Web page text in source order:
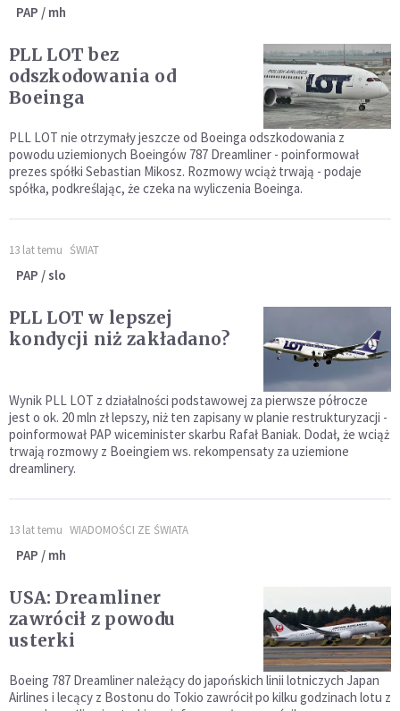
PAP / mh
PLL LOT bez
odszkodowania od
Boeinga
PLL LOT nie otrzymały jeszcze od Boeinga odszkodowania z
powodu uziemionych Boeingów 787 Dreamliner - poinformował
prezes spółki Sebastian Mikosz. Rozmowy wciąż trwają - podaje
spółka, podkreślając, że czeka na wyliczenia Boeinga.
13 lat temu ŚWIAT
PAP / slo
PLL LOT w lepszej
kondycji niż zakładano?
Wynik PLL LOT z działalności podstawowej za pierwsze półrocze
jest o ok. 20 mln zł lepszy, niż ten zapisany w planie restrukturyzacji -
poinformował PAP wiceminister skarbu Rafał Baniak. Dodał, że wciąż
trwają rozmowy z Boeingiem ws. rekompensaty za uziemione
dreamlinery.
13 lat temu WIADOMOŚCI ZE ŚWIATA
PAP / mh
USA: Dreamliner
zawrócił z powodu
usterki
Boeing 787 Dreamliner należący do japońskich linii lotniczych Japan
Airlines i lecący z Bostonu do Tokio zawrócił po kilku godzinach lotu z